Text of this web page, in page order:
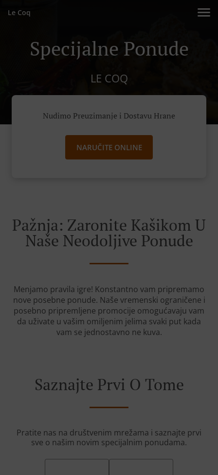
Le Coq
Specijalne Ponude
LE COQ
Nudimo Preuzimanje i Dostavu Hrane
NARUČITE ONLINE
Pažnja: Zaronite Kašikom U
Naše Neodoljive Ponude
Menjamo pravila igre! Konstantno vam pripremamo
nove posebne ponude. Naše vremenski ograničene i
posebno pripremljene promocije omogućavaju vam
da uživate u vašim omiljenim jelima svaki put kada
vam se jednostavno ne kuva.
Saznajte Prvi O Tome
Pratite nas na društvenim mrežama i saznajte prvi
sve o našim novim specijalnim ponudama.